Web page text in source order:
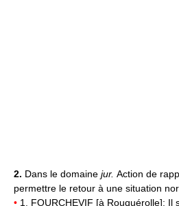
2. Dans le domaine jur. Action de
permettre le retour à une situation
• 1. FOURCHEVIF [à Rouquérolle]: Il